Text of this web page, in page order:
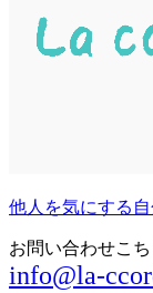
他人を気にする自
お問い合わせこち
info@la-